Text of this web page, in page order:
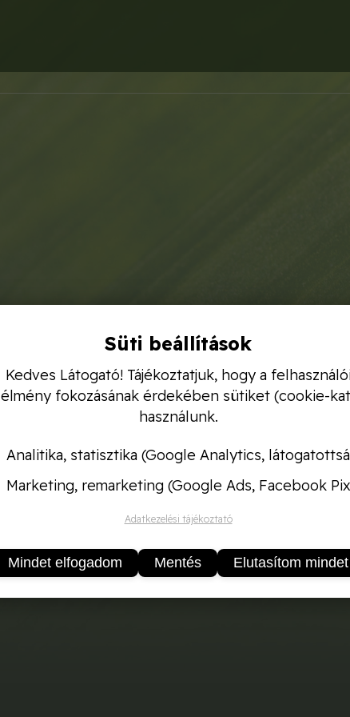
Süti beállítások
Kedves Látogató! Tájékoztatjuk, hogy a
élmény fokozásának érdekében sütiket (cookie-
használunk.
Analitika, statisztika (Google Analytics,
Marketing, remarketing (Google Ads, Facebook
Adatkezelési tájékoztató
Mindet elfogadom Mentés Elutasítom mindet